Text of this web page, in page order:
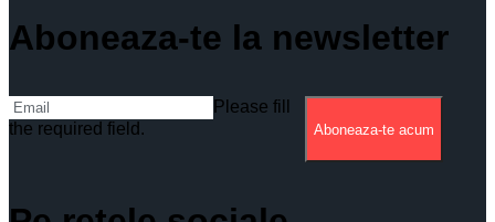
Aboneaza-te la newsletter
Please fill
the required field.
Aboneaza-te acum